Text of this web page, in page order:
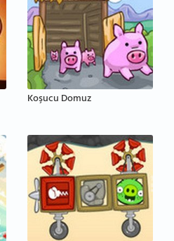
Koşucu Domuz